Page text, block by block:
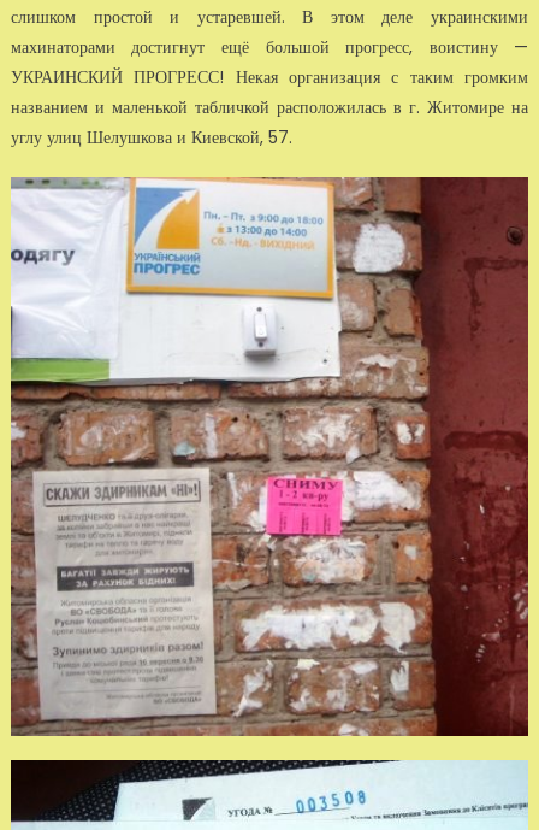
слиш­ком простой и устаревшей. В этом деле украинскими
махинаторами дос­тигнут ещё большой прогресс, воистину —
УКРАИНСКИЙ ПРОГРЕСС! Некая организация с таким громким
названием и маленькой табличкой распо­ложилась в г. Житомире на
углу улиц Шелушкова и Киевской, 57.